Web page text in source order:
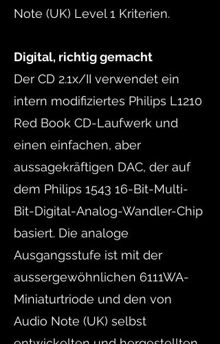
Note (UK) Level 1 Kriterien.
Digital, richtig gemacht
Der CD 2.1x/II verwendet ein
intern modifiziertes Philips L1210
Red Book CD-Laufwerk und
einen einfachen, aber
aussagekräftigen DAC, der auf
dem Philips 1543 16-Bit-Multi-
Bit-Digital-Analog-Wandler-Chip
basiert. Die analoge
Ausgangsstufe ist mit der
aussergewöhnlichen 6111WA-
Miniaturtriode und den von
Audio Note (UK) selbst